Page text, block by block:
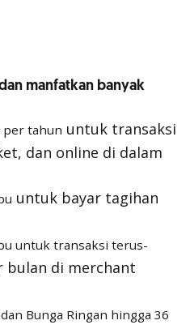
manfatkan banyak
per tahun untuk transaksi
dan online di dalam
untuk bayar tagihan
untuk transaksi terus-
bulan di merchant
Bunga Ringan hingga 36